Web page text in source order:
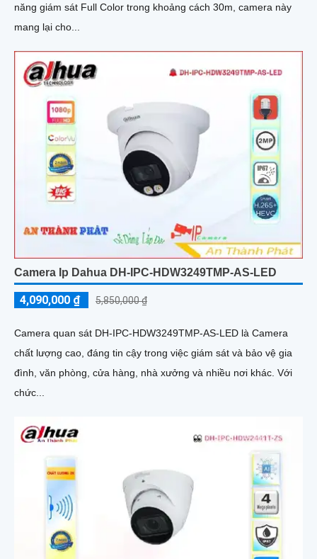
năng giám sát Full Color trong khoảng cách 30m, camera này
mang lại cho...
Camera Ip Dahua DH-IPC-HDW3249TMP-AS-LED
4,090,000 ₫ 5,850,000 ₫
Camera quan sát DH-IPC-HDW3249TMP-AS-LED là Camera
chất lượng cao, đáng tin cậy trong việc giám sát và bảo vệ gia
đình, văn phòng, cửa hàng, nhà xưởng và nhiều nơi khác. Với
chức...